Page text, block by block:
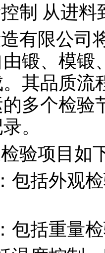
制 从进料
有限公司
锻、模锻
其品质流
多个检验
。
验项目如
包括外观
包括重量